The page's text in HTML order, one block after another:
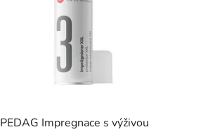
PEDAG Impregnace s výživou